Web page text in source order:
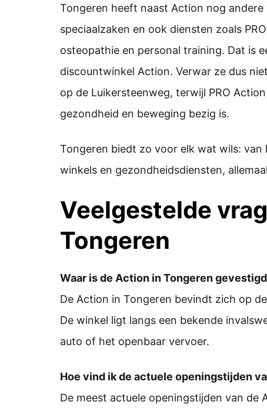
Tongeren heeft naast Action nog
speciaalzaken en ook diensten zoals
osteopathie en personal training. Dat is
discountwinkel Action. Verwar ze dus
op de Luikersteenweg, terwijl PRO
gezondheid en beweging bezig is.
Tongeren biedt zo voor elk wat wils:
winkels en gezondheidsdiensten,
Veelgestelde
Tongeren
Waar is de Action in Tongeren
De Action in Tongeren bevindt zich op
De winkel ligt langs een bekende
auto of het openbaar vervoer.
Hoe vind ik de actuele openingstijden
De meest actuele openingstijden van